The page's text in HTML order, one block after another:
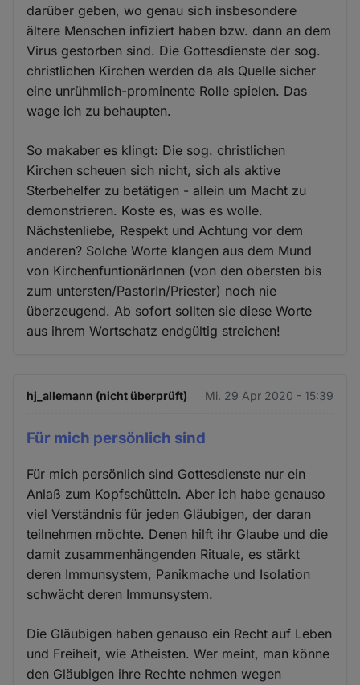
darüber geben, wo genau sich insbesondere
ältere Menschen infiziert haben bzw. dann an dem
Virus gestorben sind. Die Gottesdienste der sog.
christlichen Kirchen werden da als Quelle sicher
eine unrühmlich-prominente Rolle spielen. Das
wage ich zu behaupten.
So makaber es klingt: Die sog. christlichen
Kirchen scheuen sich nicht, sich als aktive
Sterbehelfer zu betätigen - allein um Macht zu
demonstrieren. Koste es, was es wolle.
Nächstenliebe, Respekt und Achtung vor dem
anderen? Solche Worte klangen aus dem Mund
von KirchenfuntionärInnen (von den obersten bis
zum untersten/PastorIn/Priester) noch nie
überzeugend. Ab sofort sollten sie diese Worte
aus ihrem Wortschatz endgültig streichen!
hj_allemann (nicht überprüft) Mi. 29 Apr 2020 - 15:39
Für mich persönlich sind
Für mich persönlich sind Gottesdienste nur ein
Anlaß zum Kopfschütteln. Aber ich habe genauso
viel Verständnis für jeden Gläubigen, der daran
teilnehmen möchte. Denen hilft ihr Glaube und die
damit zusammenhängenden Rituale, es stärkt
deren Immunsystem, Panikmache und Isolation
schwächt deren Immunsystem.
Die Gläubigen haben genauso ein Recht auf Leben
und Freiheit, wie Atheisten. Wer meint, man könne
den Gläubigen ihre Rechte nehmen wegen